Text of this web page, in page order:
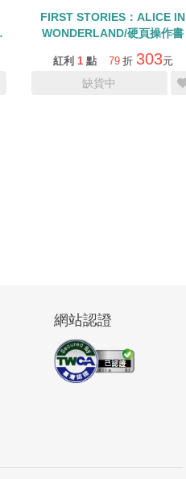
FIRST STORIES：ALICE IN
WONDERLAND/硬頁操作書
紅利 1 點 79 折 303元
缺貨中
網站認證